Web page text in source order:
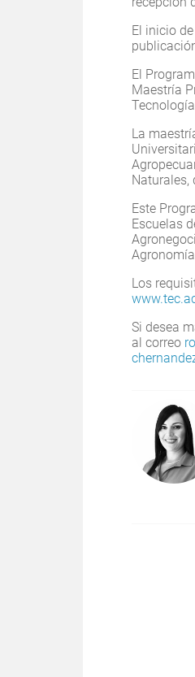
El inicio
El
Maestría
La
Naturales,
Este
Escuelas
Los
Si desea
al correo